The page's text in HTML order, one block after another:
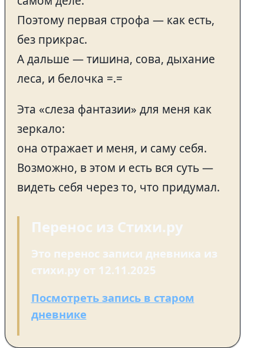
Поэтому первая строфа — как есть,
без прикрас.
А дальше — тишина, сова, дыхание
леса, и белочка =.=
Эта «слеза фантазии» для меня как
зеркало:
она отражает и меня, и саму себя.
Возможно, в этом и есть вся суть —
видеть себя через то, что придумал.
Перенос из Стихи.ру
Это перенос записи дневника из
стихи.ру от 12.11.2025
Посмотреть запись в старом
дневнике